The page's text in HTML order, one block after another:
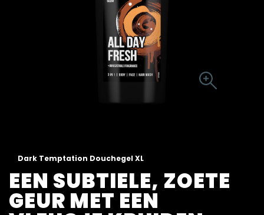
Dark Temptation Douchegel XL
EEN SUBTIELE, ZOETE
GEUR MET EEN